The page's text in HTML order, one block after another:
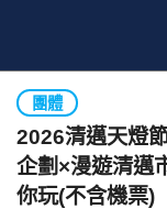
團體
2026清邁天燈
企劃×漫遊清邁
你玩(不含機票)